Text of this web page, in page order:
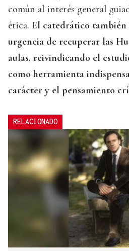
común al interés general
ética. El catedrático también
urgencia de recuperar las
aulas, reivindicando el
como herramienta
carácter y el pensamiento
RELACIONADO